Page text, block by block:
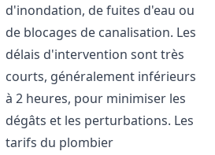
d'inondation, de fuites d'eau ou
de blocages de canalisation. Les
délais d'intervention sont très
courts, généralement inférieurs
à 2 heures, pour minimiser les
dégâts et les perturbations. Les
tarifs du plombier